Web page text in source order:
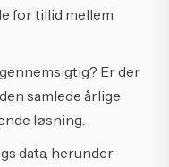
for tillid mellem
Er der
samlede årlige
løsning.
data, herunder